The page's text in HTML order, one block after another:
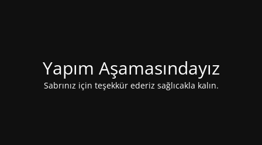
Yapım Aşamasındayız
Sabrınız için teşekkür ederiz sağlıcakla kalın.